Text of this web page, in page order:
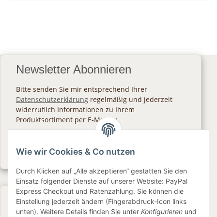
Newsletter Abonnieren
Bitte senden Sie mir entsprechend Ihrer
Datenschutzerklärung regelmäßig und jederzeit
widerruflich Informationen zu Ihrem
Produktsortiment per E-Mail zu.
Newsletter Abonnieren
Gesetzliche Informationen
Wie wir Cookies & Co nutzen
Durch Klicken auf „Alle akzeptieren“ gestatten Sie den
Einsatz folgender Dienste auf unserer Website: PayPal
Express Checkout und Ratenzahlung. Sie können die
Einstellung jederzeit ändern (Fingerabdruck-Icon links
unten). Weitere Details finden Sie unter Konfigurieren und